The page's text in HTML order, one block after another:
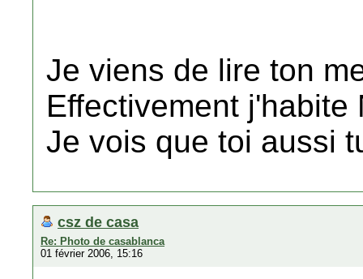
Je viens de lire ton
Effectivement j'habite
Je vois que toi aussi
csz de casa
Re: Photo de casablanca
01 février 2006, 15:16